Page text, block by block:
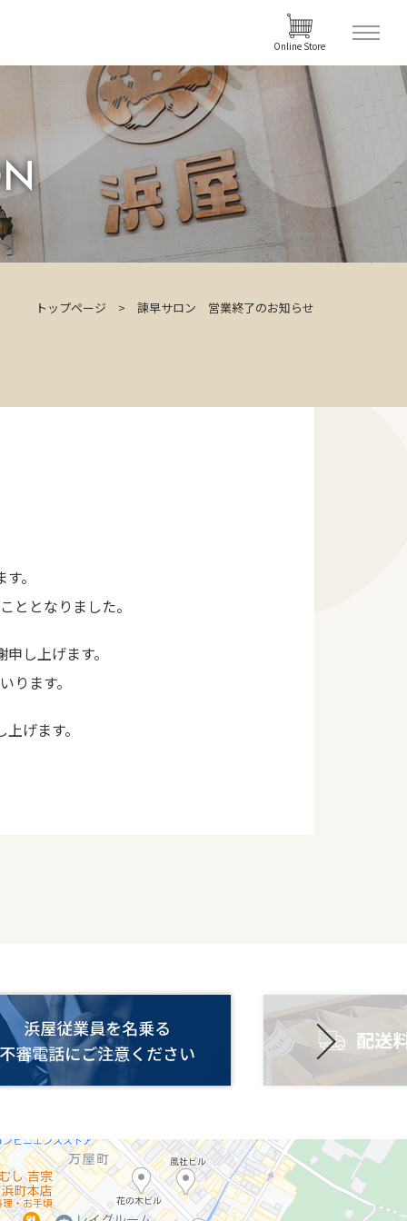
Online Store
トップページ 諫早サロン 営業終了のお知らせ
。
ととなりました。
し上げます。
ります。
げます。